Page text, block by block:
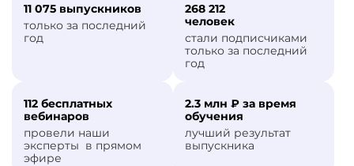
11 075 выпускников
только за последний
год
268 212
человек
стали подписчиками
только за последний
год
112 бесплатных
вебинаров
провели наши
эксперты в прямом
эфире
2.3 млн ₽ за время
обучения
лучший результат
выпускника